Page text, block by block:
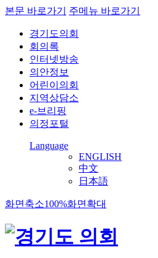
본문 바로가기 주메뉴 바로가기
경기도의회
회의록
인터넷방송
의안정보
어린이의회
지역상담소
e-브리핑
의정포털
Language
ENGLISH
中文
日本語
화면축소100%화면확대